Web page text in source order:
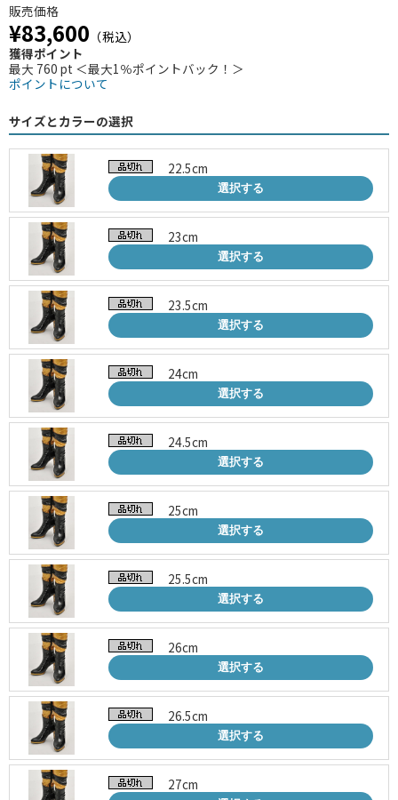
販売価格
¥83,600 （税込）
獲得ポイント
最大 760 pt ＜最大1％ポイントバック！＞
ポイントについて
サイズとカラーの選択
22.5cm
選択する
23cm
選択する
23.5cm
選択する
24cm
選択する
24.5cm
選択する
25cm
選択する
25.5cm
選択する
26cm
選択する
26.5cm
選択する
27cm